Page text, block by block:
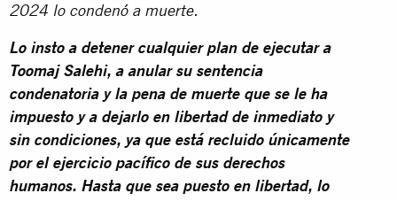
2024 lo condenó a muerte.
Lo insto a detener cualquier plan de ejecutar a
Toomaj Salehi, a anular su sentencia
condenatoria y la pena de muerte que se le ha
impuesto y a dejarlo en libertad de inmediato y
sin condiciones, ya que está recluido únicamente
por el ejercicio pacífico de sus derechos
humanos. Hasta que sea puesto en libertad, lo